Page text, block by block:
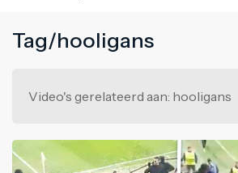
Tag/hooligans
Video's gerelateerd aan: hooligans